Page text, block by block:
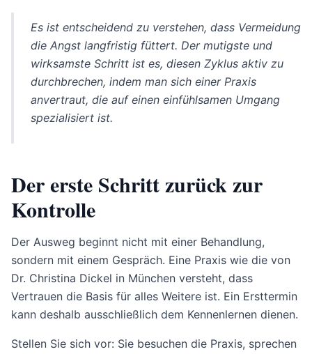
Es ist entscheidend zu verstehen, dass Vermeidung
die Angst langfristig füttert. Der mutigste und
wirksamste Schritt ist es, diesen Zyklus aktiv zu
durchbrechen, indem man sich einer Praxis
anvertraut, die auf einen einfühlsamen Umgang
spezialisiert ist.
Der erste Schritt zurück zur
Kontrolle
Der Ausweg beginnt nicht mit einer Behandlung,
sondern mit einem Gespräch. Eine Praxis wie die von
Dr. Christina Dickel in München versteht, dass
Vertrauen die Basis für alles Weitere ist. Ein Ersttermin
kann deshalb ausschließlich dem Kennenlernen dienen.
Stellen Sie sich vor: Sie besuchen die Praxis, sprechen